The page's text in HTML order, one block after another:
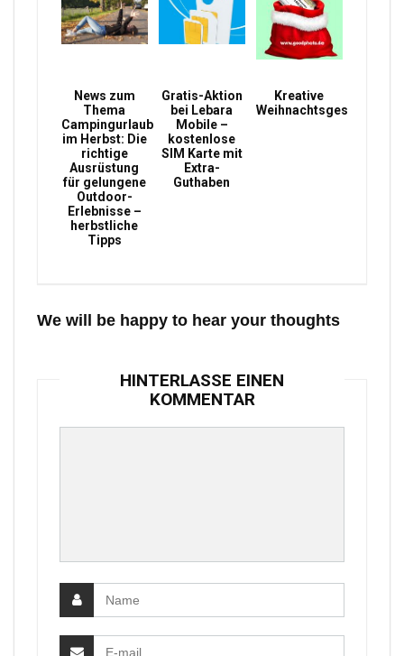
News zum
Thema
Campingurlaub
im Herbst: Die
richtige
Ausrüstung
für gelungene
Outdoor-
Erlebnisse –
herbstliche
Tipps
Gratis-Aktion
bei Lebara
Mobile –
kostenlose
SIM Karte mit
Extra-
Guthaben
Kreative
Weihnachtsgeschenke
We will be happy to hear your thoughts
HINTERLASSE EINEN
KOMMENTAR